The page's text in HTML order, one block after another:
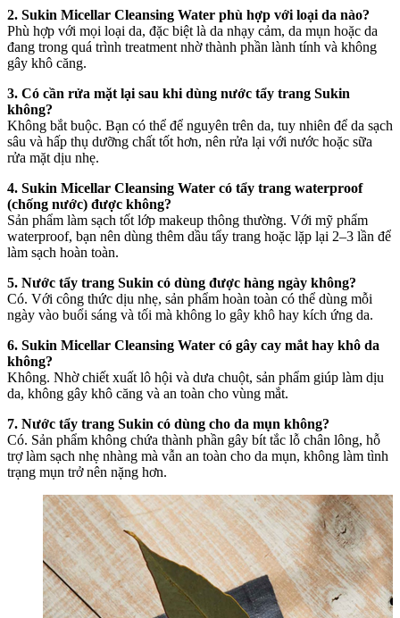
2. Sukin Micellar Cleansing Water phù hợp với loại da nào?
Phù hợp với mọi loại da, đặc biệt là da nhạy cảm, da mụn hoặc da
đang trong quá trình treatment nhờ thành phần lành tính và không
gây khô căng.
3. Có cần rửa mặt lại sau khi dùng nước tẩy trang Sukin
không?
Không bắt buộc. Bạn có thể để nguyên trên da, tuy nhiên để da sạch
sâu và hấp thụ dưỡng chất tốt hơn, nên rửa lại với nước hoặc sữa
rửa mặt dịu nhẹ.
4. Sukin Micellar Cleansing Water có tẩy trang waterproof
(chống nước) được không?
Sản phẩm làm sạch tốt lớp makeup thông thường. Với mỹ phẩm
waterproof, bạn nên dùng thêm dầu tẩy trang hoặc lặp lại 2–3 lần để
làm sạch hoàn toàn.
5. Nước tẩy trang Sukin có dùng được hàng ngày không?
Có. Với công thức dịu nhẹ, sản phẩm hoàn toàn có thể dùng mỗi
ngày vào buổi sáng và tối mà không lo gây khô hay kích ứng da.
6. Sukin Micellar Cleansing Water có gây cay mắt hay khô da
không?
Không. Nhờ chiết xuất lô hội và dưa chuột, sản phẩm giúp làm dịu
da, không gây khô căng và an toàn cho vùng mắt.
7. Nước tẩy trang Sukin có dùng cho da mụn không?
Có. Sản phẩm không chứa thành phần gây bít tắc lỗ chân lông, hỗ
trợ làm sạch nhẹ nhàng mà vẫn an toàn cho da mụn, không làm tình
trạng mụn trở nên nặng hơn.